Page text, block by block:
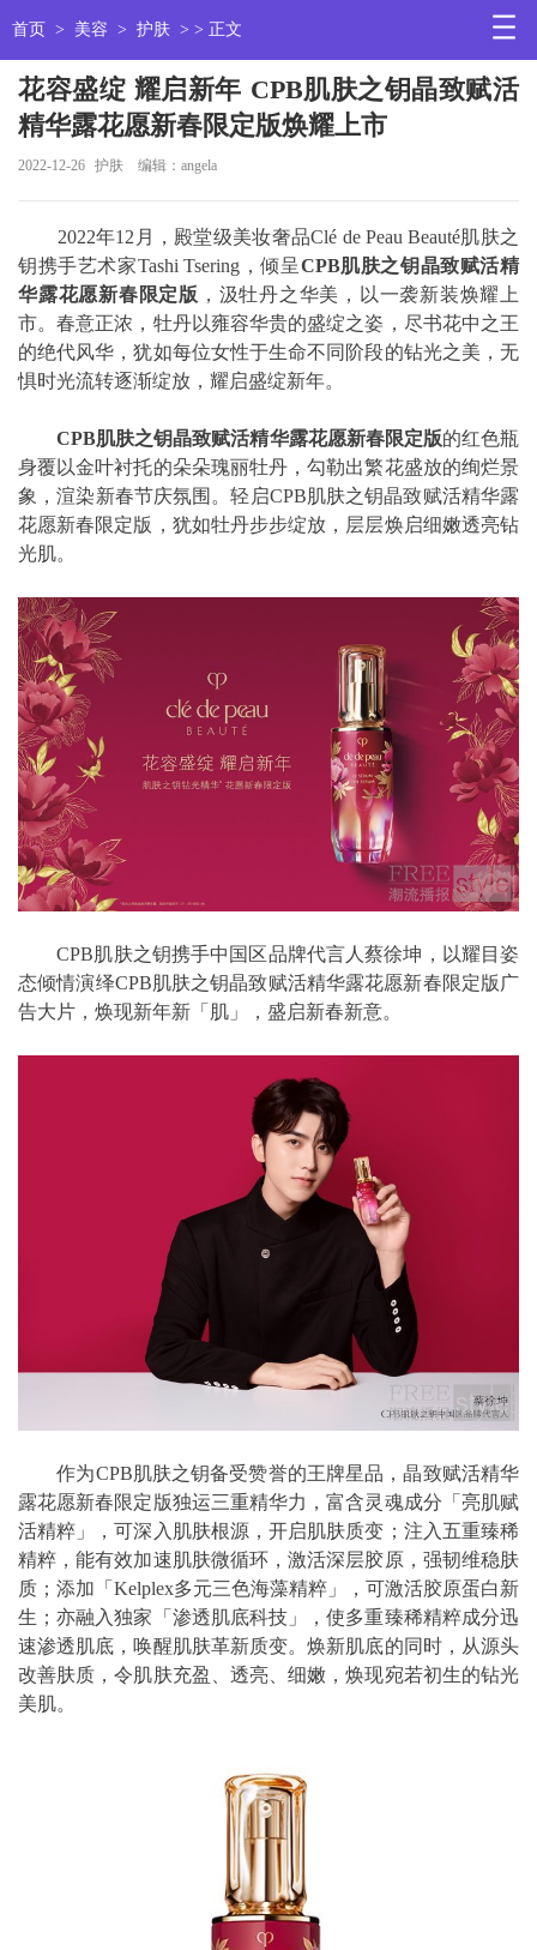
首页 > 美容 > 护肤 > > 正文
花容盛绽 耀启新年 CPB肌肤之钥晶致赋活
精华露花愿新春限定版焕耀上市
2022-12-26 护肤 编辑：angela
2022年12月，殿堂级美妆奢品Clé de Peau Beauté肌肤之
钥携手艺术家Tashi Tsering，倾呈CPB肌肤之钥晶致赋活精
华露花愿新春限定版 ，汲牡丹之华美，以一袭新装焕耀上
市。春意正浓，牡丹以雍容华贵的盛绽之姿，尽书花中之王
的绝代风华，犹如每位女性于生命不同阶段的钻光之美，无
惧时光流转逐渐绽放，耀启盛绽新年。
CPB肌肤之钥晶致赋活精华露花愿新春限定版的红色瓶
身覆以金叶衬托的朵朵瑰丽牡丹，勾勒出繁花盛放的绚烂景
象，渲染新春节庆氛围。轻启CPB肌肤之钥晶致赋活精华露
花愿新春限定版，犹如牡丹步步绽放，层层焕启细嫩透亮钻
光肌。
CPB肌肤之钥携手中国区品牌代言人蔡徐坤，以耀目姿
态倾情演绎CPB肌肤之钥晶致赋活精华露花愿新春限定版广
告大片，焕现新年新「肌」，盛启新春新意。
作为CPB肌肤之钥备受赞誉的王牌星品，晶致赋活精华
露花愿新春限定版独运三重精华力，富含灵魂成分「亮肌赋
活精粹」，可深入肌肤根源，开启肌肤质变；注入五重臻稀
精粹，能有效加速肌肤微循环，激活深层胶原，强韧维稳肤
质；添加「Kelplex多元三色海藻精粹」，可激活胶原蛋白新
生；亦融入独家「渗透肌底科技」，使多重臻稀精粹成分迅
速渗透肌底，唤醒肌肤革新质变。焕新肌底的同时，从源头
改善肤质，令肌肤充盈、透亮、细嫩，焕现宛若初生的钻光
美肌。